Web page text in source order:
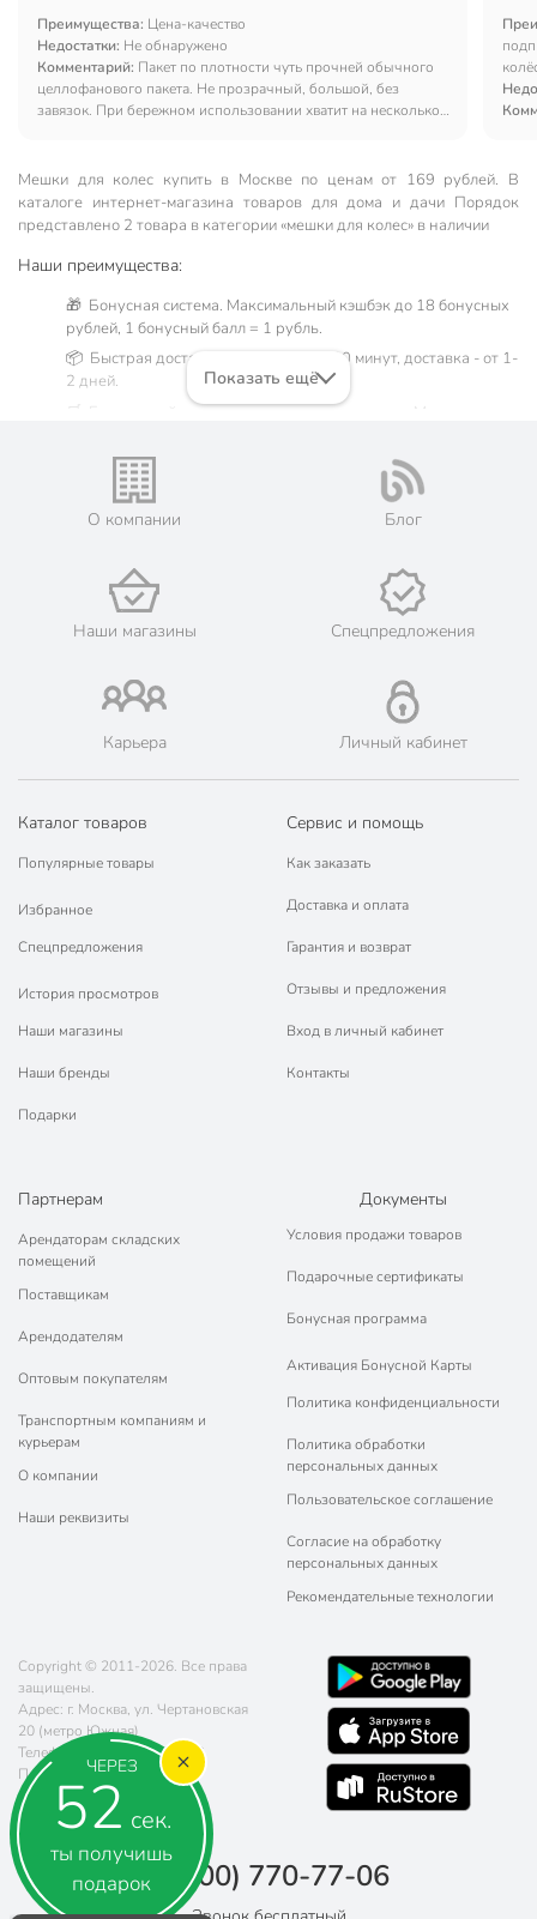
ЧЕРЕЗ
51 сек.
ты получишь
подарок
Преимущества: Цена-качество
Недостатки: Не обнаружено
Комментарий: Пакет по плотности чуть прочней обычного
целлофанового пакета. Не прозрачный, большой, без
завязок. При бережном использовании хватит на несколько
Мешки для колес купить в Москве по ценам от 169 рублей. В
каталоге интернет-магазина товаров для дома и дачи Порядок
представлено 2 товара в категории «мешки для колес» в наличии
Наши преимущества:
🎁 Бонусная система. Максимальный кэшбэк до 18 бонусных
рублей, 1 бонусный балл = 1 рубль.
📦 Быстрая доставка. Самовывоз от 60 минут, доставка - от 1-
2 дней.
🛒 Бесплатный самовывоз из магазинов города Москва.
его онлайн на официальном сайте сети магазинов Порядок.
💳 Оплата: онлайн на сайте интернет-гипермаркета или
наличными при получении.
📜 Только оригинальная продукция. Интернет-гипермаркет
Порядок - официальный представитель ведущих мировых
Показать ещё
О компании Блог
Наши магазины Спецпредложения
Карьера Личный кабинет
Каталог товаров
Популярные товары
Избранное
Спецпредложения
История просмотров
Наши магазины
Наши бренды
Подарки
Сервис и помощь
Как заказать
Доставка и оплата
Гарантия и возврат
Отзывы и предложения
Вход в личный кабинет
Контакты
Партнерам
Арендаторам складских
помещений
Поставщикам
Арендодателям
Оптовым покупателям
Транспортным компаниям и
курьерам
О компании
Наши реквизиты
Документы
Условия продажи товаров
Подарочные сертификаты
Бонусная программа
Активация Бонусной Карты
Политика конфиденциальности
Политика обработки
персональных данных
Пользовательское соглашение
Согласие на обработку
персональных данных
Рекомендательные технологии
Copyright © 2011-2026. Все права
защищены.
Адрес: г. Москва, ул. Чертановская
20 (метро Южная)
Телефон:
8 (800) 770-77-06
Почта:
sales@poryadok.ru
8 (800) 770-77-06